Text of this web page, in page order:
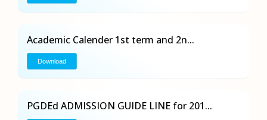
Academic Calender 1st term and 2n...
Download
PGDEd ADMISSION GUIDE LINE for 201...